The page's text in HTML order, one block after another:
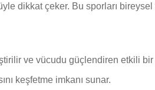
dikkat çeker. Bu sporları
ve vücudu güçlendiren etkili bir
keşfetme imkanı sunar.